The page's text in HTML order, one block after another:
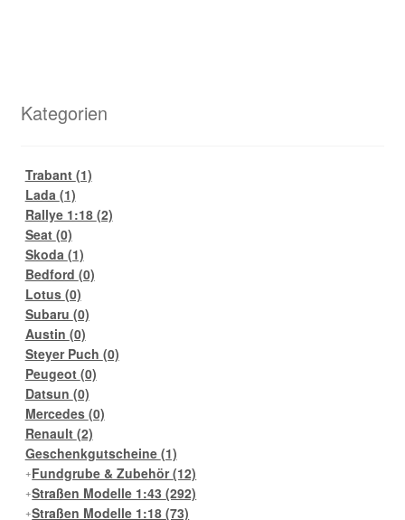
Kategorien
Trabant (1)
Lada (1)
Rallye 1:18 (2)
Seat (0)
Skoda (1)
Bedford (0)
Lotus (0)
Subaru (0)
Austin (0)
Steyer Puch (0)
Peugeot (0)
Datsun (0)
Mercedes (0)
Renault (2)
Geschenkgutscheine (1)
Fundgrube & Zubehör(12)
Straßen Modelle 1:43(292)
Straßen Modelle 1:18(73)